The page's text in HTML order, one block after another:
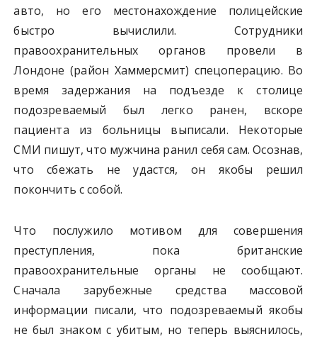
авто, но его местонахождение полицейские
быстро вычислили. Сотрудники
правоохранительных органов провели в
Лондоне (район Хаммерсмит) спецоперацию. Во
время задержания на подъезде к столице
подозреваемый был легко ранен, вскоре
пациента из больницы выписали. Некоторые
СМИ пишут, что мужчина ранил себя сам. Осознав,
что сбежать не удастся, он якобы решил
покончить с собой.
Что послужило мотивом для совершения
преступления, пока британские
правоохранительные органы не сообщают.
Сначала зарубежные средства массовой
информации писали, что подозреваемый якобы
не был знаком с убитым, но теперь выяснилось,